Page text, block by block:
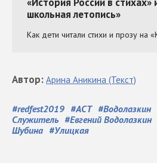
#redfest2019 #АСТ #Водолазкин
Служитель #Евгений Водолазкин
Шубина #Улицкая
Автор: Арина Аникина (Текст)